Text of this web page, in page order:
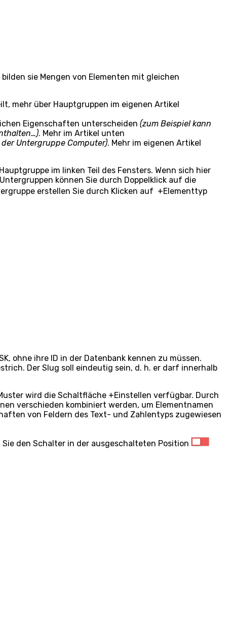
sie Mengen von Elementen mit gleichen
mehr über Hauptgruppen im eigenen Artikel
Eigenschaften unterscheiden (zum Beispiel kann
. Mehr im Artikel unten
Untergruppe Computer). Mehr im eigenen Artikel
im linken Teil des Fensters. Wenn sich hier
können Sie durch Doppelklick auf die
erstellen Sie durch Klicken auf +Elementtyp
ohne ihre ID in der Datenbank kennen zu müssen.
Der Slug soll eindeutig sein, d. h. er darf innerhalb
wird die Schaltfläche +Einstellen verfügbar. Durch
verschieden kombiniert werden, um Elementnamen
von Feldern des Text- und Zahlentyps zugewiesen
den Schalter in der ausgeschalteten Position